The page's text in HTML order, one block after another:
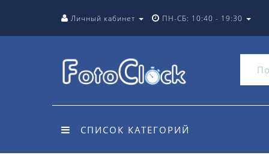
Личный кабинет ПН-СБ: 10:40 - 19:30
СПИСОК КАТЕГОРИЙ